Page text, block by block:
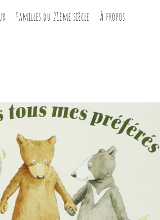
Familles du 21ème siècle À propos